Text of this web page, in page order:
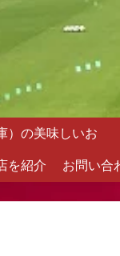
）の美味しいお
を紹介 お問い合